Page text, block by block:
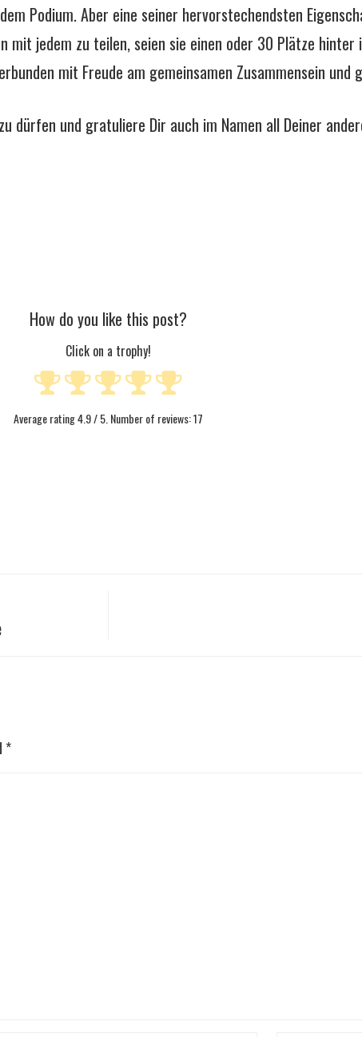
Podium. Aber eine seiner hervorstechendsten
mit jedem zu teilen, seien sie einen oder 30 Plätze
mit Freude am gemeinsamen Zusammensein und
dürfen und gratuliere Dir auch im Namen all Deiner
How do you like this post?
Click on a trophy!
Average rating4.9/ 5. Number of reviews:17
*